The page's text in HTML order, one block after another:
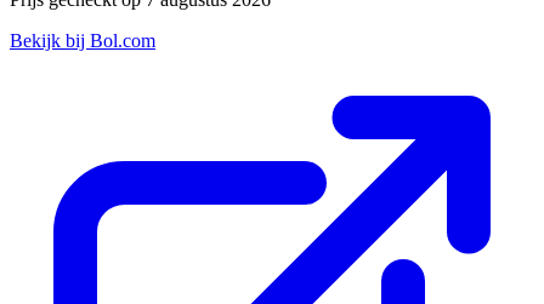
Bekijk bij Bol.com